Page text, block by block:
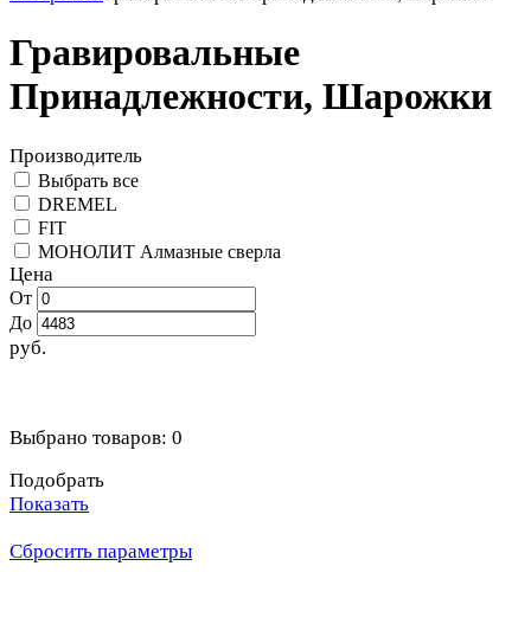
Гравировальные
Принадлежности, Шарожки
Производитель
Выбрать все
DREMEL
FIT
МОНОЛИТ Алмазные сверла
Цена
От
До
руб.
Выбрано товаров: 0
Подобрать
Показать
Сбросить параметры